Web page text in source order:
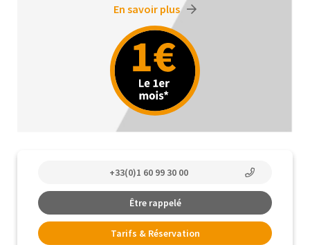
En savoir plus
+33(0)1 60 99 30 00
Être rappelé
Tarifs & Réservation